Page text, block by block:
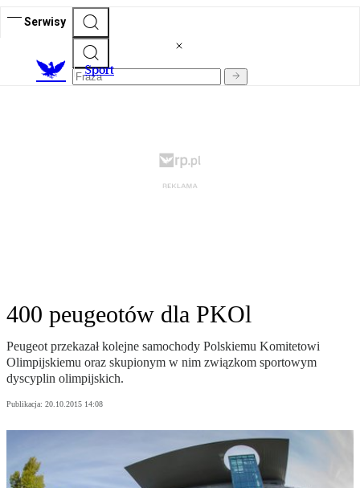
Serwisy
Sport
400 peugeotów dla PKOl
Peugeot przekazał kolejne samochody Polskiemu Komitetowi
Olimpijskiemu oraz skupionym w nim związkom sportowym
dyscyplin olimpijskich.
Publikacja: 20.10.2015 14:08